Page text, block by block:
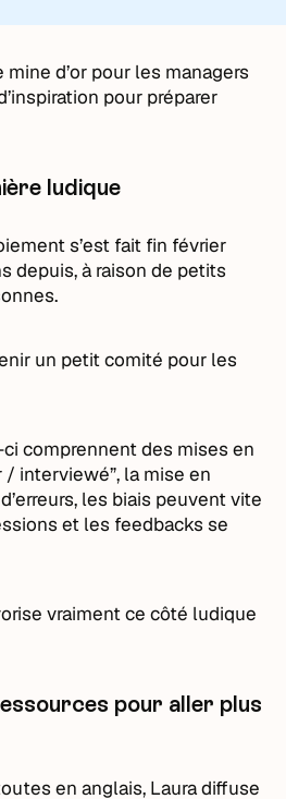
d’or pour les managers
pour préparer
ludique
s’est fait fin février
depuis, à raison de petits
un petit comité pour les
comprennent des mises en
interviewé”, la mise en
les biais peuvent vite
et les feedbacks se
vraiment ce côté ludique
pour aller plus
en anglais, Laura diffuse